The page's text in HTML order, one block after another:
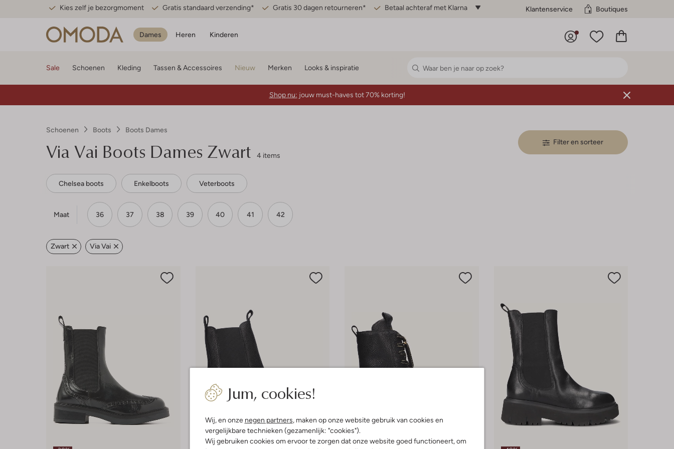
Kies zelf je bezorgmoment Gratis standaard verzending* Gratis 30 dagen retourneren* Betaal achteraf met Klarna Klantenservice Boutiques
Dames Heren Kinderen
Jum, cookies!
Wij, en onze negen partners, maken op onze website gebruik van cookies en
vergelijkbare technieken (gezamenlijk: "cookies").
Wij gebruiken cookies om ervoor te zorgen dat onze website goed functioneert, om
Sale Schoenen Kleding Tassen & Accessoires Nieuw Merken Looks & inspiratie
Shop nu: jouw must-haves tot 70% korting!
Schoenen Boots Boots Dames
Via Vai Boots Dames Zwart 4 items
Filter en sorteer
Chelsea boots Enkelboots Veterboots
Maat 36 37 38 39 40 41 42
Zwart Via Vai